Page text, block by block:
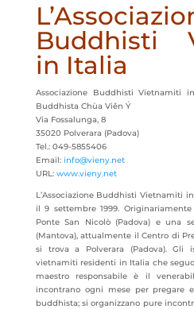
Buddhisti
in Italia
Associazione Buddhisti Vietnamiti
Buddhista Chùa Viên Ý
Via Fossalunga, 8
35020 Polverara (Padova)
Tel.: 049-5855406
Email: info@vieny.net
URL: www.vieny.net
L’Associazione Buddhisti Vietnamiti
il 9 settembre 1999.
Ponte San Nicolò (Padova) e una
(Mantova), attualmente il Centro di
si trova a Polverara (Padova). Gli
vietnamiti residenti in Italia che
maestro responsabile è il
incontrano ogni mese per pregare
buddhista; si organizzano pure